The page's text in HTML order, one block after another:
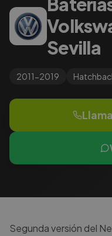
Sevilla
2011-2019
Segunda versión del